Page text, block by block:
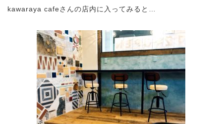
kawaraya cafeさんの店内に入ってみると…